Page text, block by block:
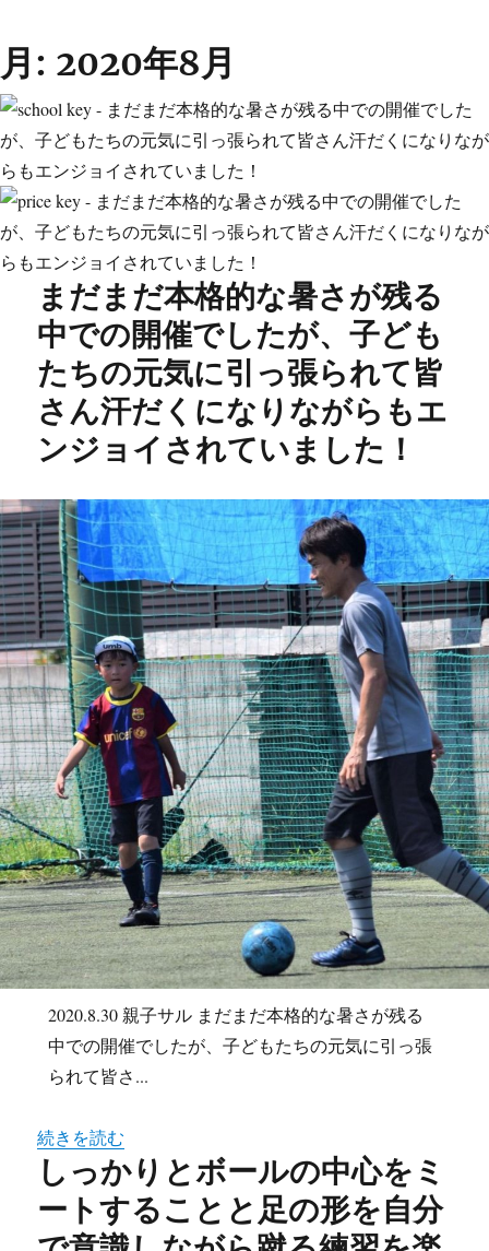
月: 2020年8月
まだまだ本格的な暑さが残る
中での開催でしたが、子ども
たちの元気に引っ張られて皆
さん汗だくになりながらもエ
ンジョイされていました！
2020.8.30 親子サル まだまだ本格的な暑さが残る
中での開催でしたが、子どもたちの元気に引っ張
られて皆さ...
続きを読む
しっかりとボールの中心をミ
ートすることと足の形を自分